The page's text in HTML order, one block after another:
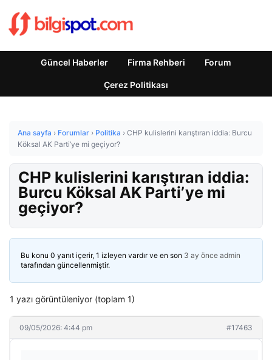
Güncel Haberler Firma Rehberi Forum
Çerez Politikası
Ana sayfa › Forumlar › Politika › CHP kulislerini karıştıran iddia: Burcu
Köksal AK Parti’ye mi geçiyor?
CHP kulislerini karıştıran iddia:
Burcu Köksal AK Parti’ye mi
geçiyor?
Bu konu 0 yanıt içerir, 1 izleyen vardır ve en son 3 ay önce admin
tarafından güncellenmiştir.
1 yazı görüntüleniyor (toplam 1)
09/05/2026: 4:44 pm #17463